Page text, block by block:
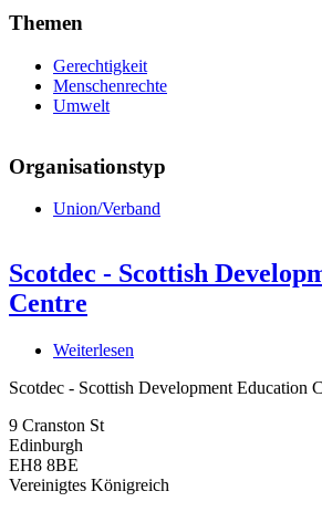
Themen
Gerechtigkeit
Menschenrechte
Umwelt
Organisationstyp
Union/Verband
Scotdec - Scottish
Centre
Weiterlesen
-
Scotdec - Scottish Development Education
9 Cranston St
Edinburgh
EH8 8BE
Vereinigtes Königreich